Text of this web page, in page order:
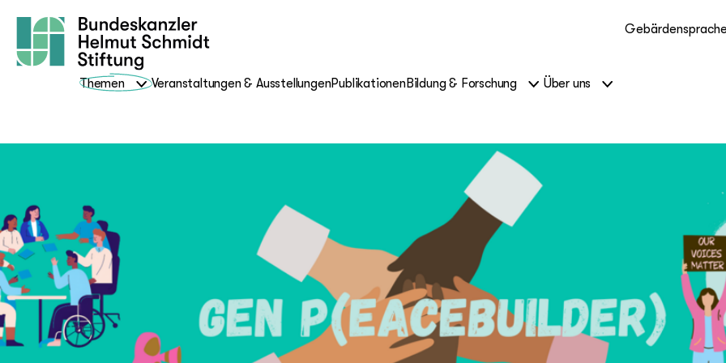
Gebärdensprache
Themen Veranstaltungen & AusstellungenPublikationenBildung & Forschung Über uns